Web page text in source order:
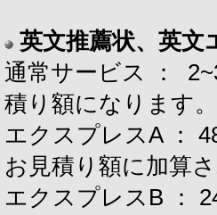
英文推薦状、英文
通常サービス ：
積り額になります
エクスプレスA ：
お見積り額に加算
エクスプレスB ：